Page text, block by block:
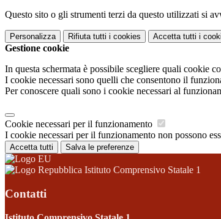
Questo sito o gli strumenti terzi da questo utilizzati si
Personalizza Rifiuta tutti i cookies Accetta tutti i
Gestione cookie
In questa schermata è possibile scegliere quali cookie
I cookie necessari sono quelli che consentono il
Per conoscere quali sono i cookie necessari al
Cookie necessari per il funzionamento
I cookie necessari per il funzionamento non possono
Accetta tutti Salva le preferenze
Istituto Comprensivo Statale 1
Contatti